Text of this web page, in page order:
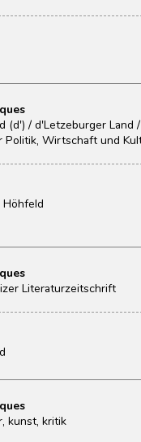
(d') / d'Letzeburger Land
Politik, Wirtschaft und
Höhfeld
Literaturzeitschrift
kunst, kritik